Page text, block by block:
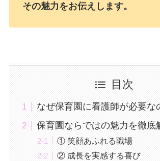
その魅力をお伝えします。
目次
なぜ保育園に看護師が必要な
保育園ならではの魅力を徹底
① 笑顔あふれる職場
② 成長を実感する喜び